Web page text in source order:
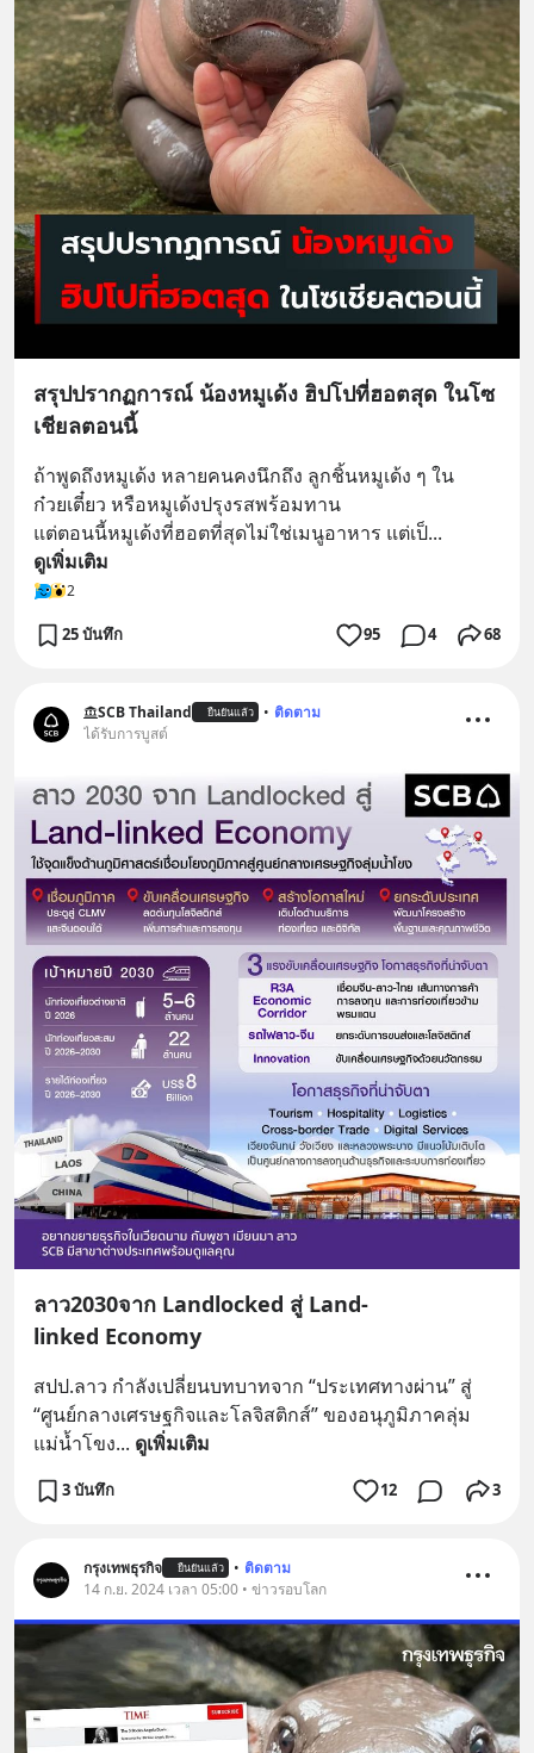
สรุปปรากฏการณ์ น้องหมูเด้ง ฮิปโปที่ฮอตสุด ในโซ
เชียลตอนนี้
ถ้าพูดถึงหมูเด้ง หลายคนคงนึกถึง ลูกชิ้นหมูเด้ง ๆ ใน
ก๋วยเตี๋ยว หรือหมูเด้งปรุงรสพร้อมทาน
แต่ตอนนี้หมูเด้งที่ฮอตที่สุดไม่ใช่เมนูอาหาร แต่เป็...
ดูเพิ่มเติม
2
25 บันทึก 95 4 68
SCB Thailand ยืนยันแล้ว • ติดตาม
ได้รับการบูสต์
ลาว2030จาก Landlocked สู่ Land-
linked Economy
สปป.ลาว กำลังเปลี่ยนบทบาทจาก “ประเทศทางผ่าน” สู่
“ศูนย์กลางเศรษฐกิจและโลจิสติกส์” ของอนุภูมิภาคลุ่ม
แม่น้ำโขง... ดูเพิ่มเติม
3 บันทึก 12 3
กรุงเทพธุรกิจ ยืนยันแล้ว • ติดตาม
14 ก.ย. 2024 เวลา 05:00 • ข่าวรอบโลก